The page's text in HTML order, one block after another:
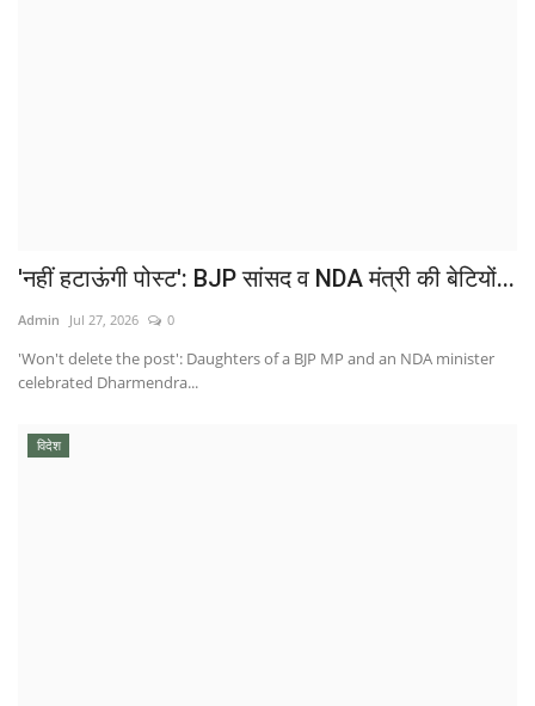
'नहीं हटाऊंगी पोस्ट': BJP सांसद व NDA मंत्री की बेटियों...
Admin Jul 27, 2026 0
'Won't delete the post': Daughters of a BJP MP and an NDA minister
celebrated Dharmendra...
विदेश